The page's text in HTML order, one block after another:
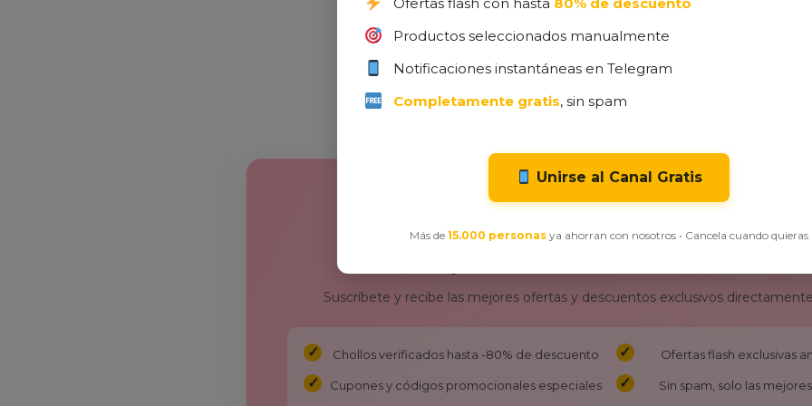
Suscríbete y recibe las mejores ofertas y descuentos exclusivos
Chollos verificados hasta -80% de descuento Ofertas flash exclusivas
Cupones y códigos promocionales especiales Sin spam, solo las
Productos seleccionados manualmente
Notificaciones instantáneas en Telegram
Completamente gratis, sin spam
Unirse al Canal Gratis
Más de 15.000 personas ya ahorran con nosotros • Cancela cuando quieras